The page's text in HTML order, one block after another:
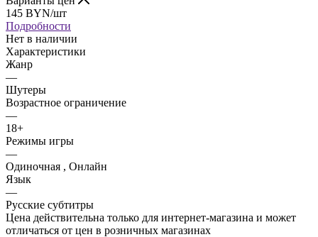
145 BYN/шт
Подробности
Нет в наличии
Характеристики
Жанр
—
Шутеры
Возрастное ограничение
—
18+
Режимы игры
—
Одиночная , Онлайн
Язык
—
Русские субтитры
Цена действительна только для интернет-магазина и может
отличаться от цен в розничных магазинах